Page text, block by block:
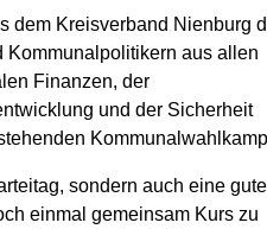
dem Kreisverband Nienburg
Kommunalpolitikern aus allen
Finanzen, der
und der Sicherheit
sondern auch eine gute
einmal gemeinsam Kurs zu